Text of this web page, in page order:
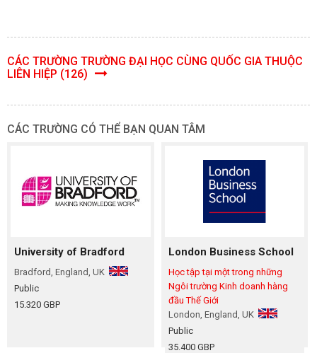
CÁC TRƯỜNG TRƯỜNG ĐẠI HỌC CÙNG QUỐC GIA THUỘC
LIÊN HIỆP (126)
CÁC TRƯỜNG CÓ THỂ BẠN QUAN TÂM
University of Bradford
Bradford, England, UK
Public
15.320 GBP
London Business School
Học tập tại một trong những
Ngôi trường Kinh doanh hàng
đầu Thế Giới
London, England, UK
Public
35.400 GBP